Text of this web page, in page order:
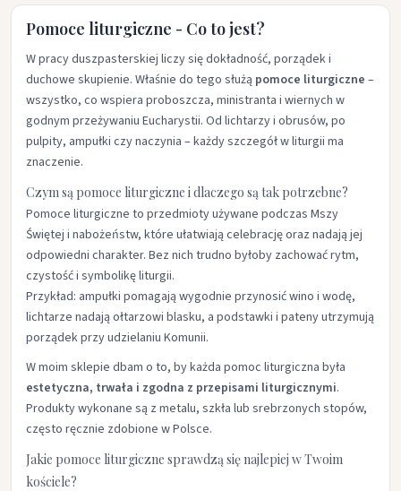
Pomoce liturgiczne - Co to jest?
W pracy duszpasterskiej liczy się dokładność, porządek i
duchowe skupienie. Właśnie do tego służą pomoce liturgiczne –
wszystko, co wspiera proboszcza, ministranta i wiernych w
godnym przeżywaniu Eucharystii. Od lichtarzy i obrusów, po
pulpity, ampułki czy naczynia – każdy szczegół w liturgii ma
znaczenie.
Czym są pomoce liturgiczne i dlaczego są tak potrzebne?
Pomoce liturgiczne to przedmioty używane podczas Mszy
Świętej i nabożeństw, które ułatwiają celebrację oraz nadają jej
odpowiedni charakter. Bez nich trudno byłoby zachować rytm,
czystość i symbolikę liturgii.
Przykład: ampułki pomagają wygodnie przynosić wino i wodę,
lichtarze nadają ołtarzowi blasku, a podstawki i pateny utrzymują
porządek przy udzielaniu Komunii.
W moim sklepie dbam o to, by każda pomoc liturgiczna była
estetyczna, trwała i zgodna z przepisami liturgicznymi.
Produkty wykonane są z metalu, szkła lub srebrzonych stopów,
często ręcznie zdobione w Polsce.
Jakie pomoce liturgiczne sprawdzą się najlepiej w Twoim
kościele?